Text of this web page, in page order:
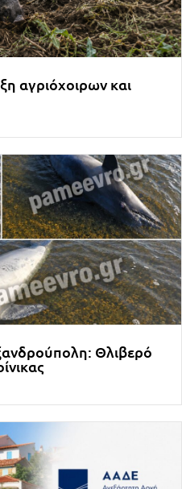
αγριόχοιρων και
Θλιβερό